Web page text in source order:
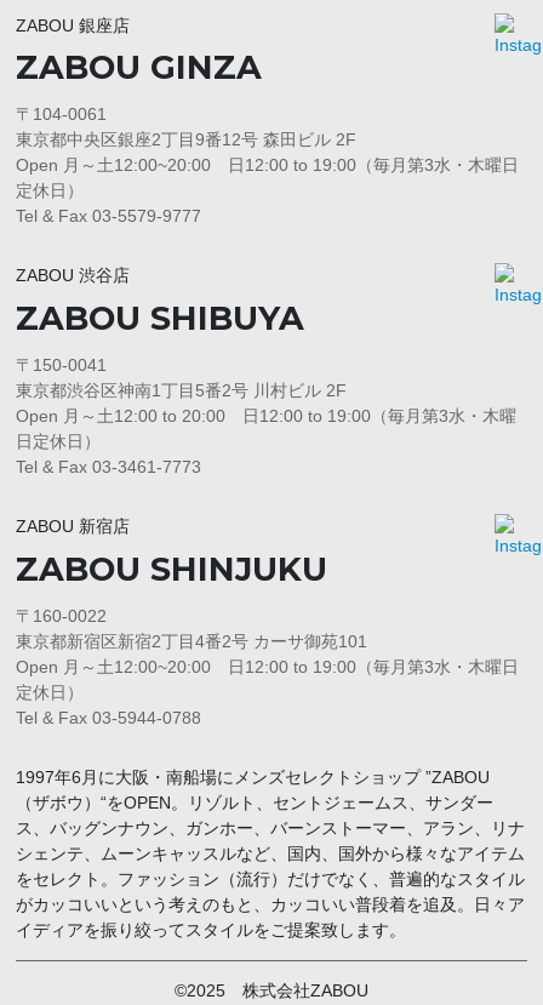
ZABOU 銀座店
ZABOU GINZA
〒104-0061
東京都中央区銀座2丁目9番12号 森田ビル 2F
Open 月～土12:00~20:00 日12:00 to 19:00（毎月第3水・木曜日
定休日）
Tel & Fax 03-5579-9777
ZABOU 渋谷店
ZABOU SHIBUYA
〒150-0041
東京都渋谷区神南1丁目5番2号 川村ビル 2F
Open 月～土12:00 to 20:00 日12:00 to 19:00（毎月第3水・木曜
日定休日）
Tel & Fax 03-3461-7773
ZABOU 新宿店
ZABOU SHINJUKU
〒160-0022
東京都新宿区新宿2丁目4番2号 カーサ御苑101
Open 月～土12:00~20:00 日12:00 to 19:00（毎月第3水・木曜日
定休日）
Tel & Fax 03-5944-0788
1997年6月に大阪・南船場にメンズセレクトショップ ”ZABOU
（ザボウ）“をOPEN。リゾルト、セントジェームス、サンダー
ス、バッグンナウン、ガンホー、バーンストーマー、アラン、リナ
シェンテ、ムーンキャッスルなど、国内、国外から様々なアイテム
をセレクト。ファッション（流行）だけでなく、普遍的なスタイル
がカッコいいという考えのもと、カッコいい普段着を追及。日々ア
イディアを振り絞ってスタイルをご提案致します。
©2025 株式会社ZABOU